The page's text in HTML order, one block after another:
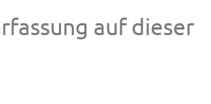
auf dieser